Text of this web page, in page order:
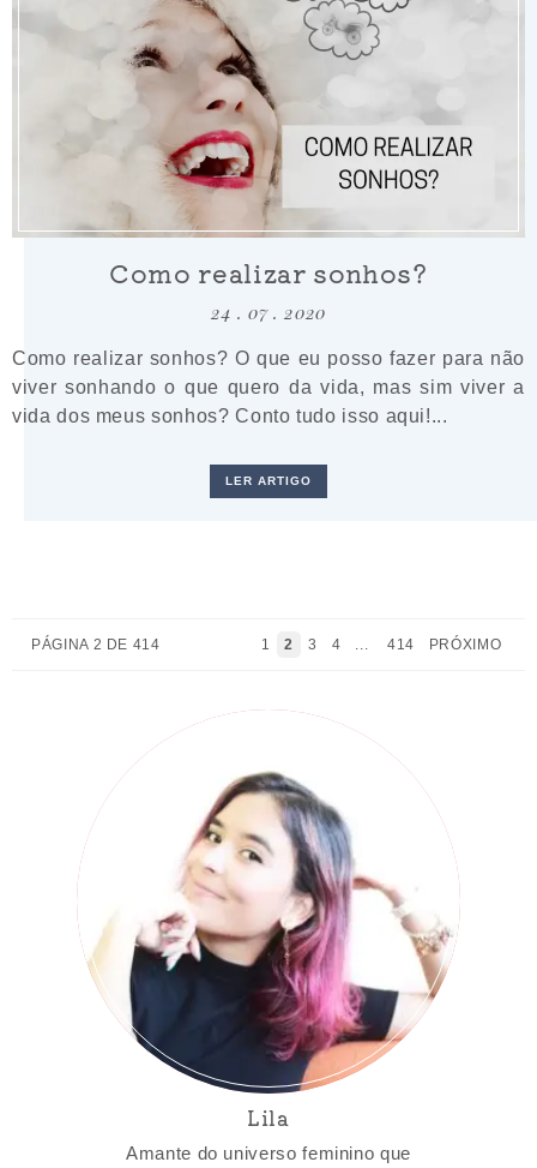
Como realizar sonhos?
24 . 07 . 2020
Como realizar sonhos? O que eu posso fazer para não
viver sonhando o que quero da vida, mas sim viver a
vida dos meus sonhos? Conto tudo isso aqui!...
LER ARTIGO
PÁGINA 2 DE 414 1 2 3 4 ... 414 PRÓXIMO
Lila
Amante do universo feminino que